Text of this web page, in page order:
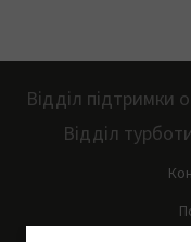
Відділ підтримки
Відділ